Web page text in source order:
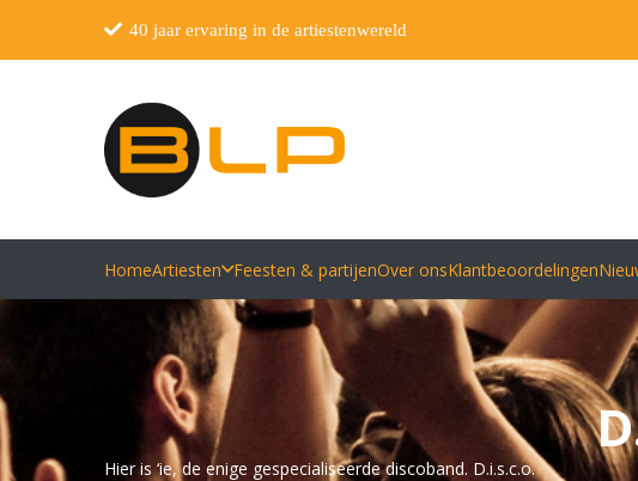
40 jaar ervaring in de artiestenwereld
HomeArtiesten Feesten & partijenOver onsKlantbeoordelingen
Hier is ‘ie, de enige gespecialiseerde discoband. D.i.s.c.o.